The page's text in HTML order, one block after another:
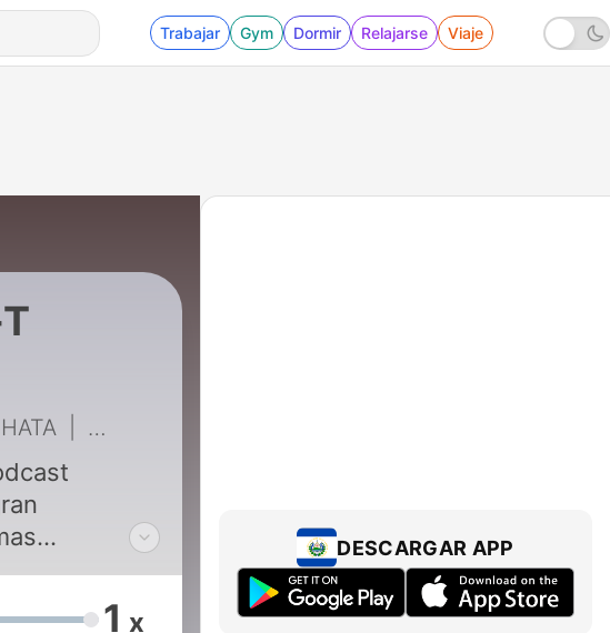
Trabajar Gym Dormir Relajarse Viaje
5 - Especial DANI J | Bachatea-T Podcast #4
bachata,
y
1 x
DESCARGAR APP